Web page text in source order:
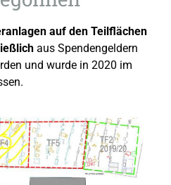
auf den Teilflächen
aus Spendengeldern
und wurde in 2020 im